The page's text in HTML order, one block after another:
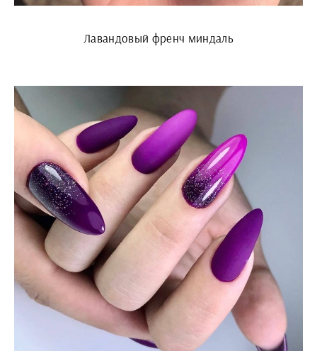
Лавандовый френч миндаль